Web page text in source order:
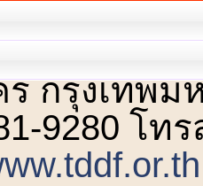
น 2 ถนนวิ
กรุงเทพม
9280 โท